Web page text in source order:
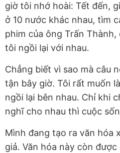
giờ tôi nhớ hoài: Tết đến,
ở 10 nước khác nhau, tìm
phim của ông Trấn
tôi ngồi lại với nhau.
Chẳng biết vì sao mà câu
tận bây giờ. Tôi rất muốn
ngồi lại bên nhau. Chỉ khi
nghĩ cho nhau thì cuộc
Mình đang tạo ra văn hóa
giả. Văn hóa này còn